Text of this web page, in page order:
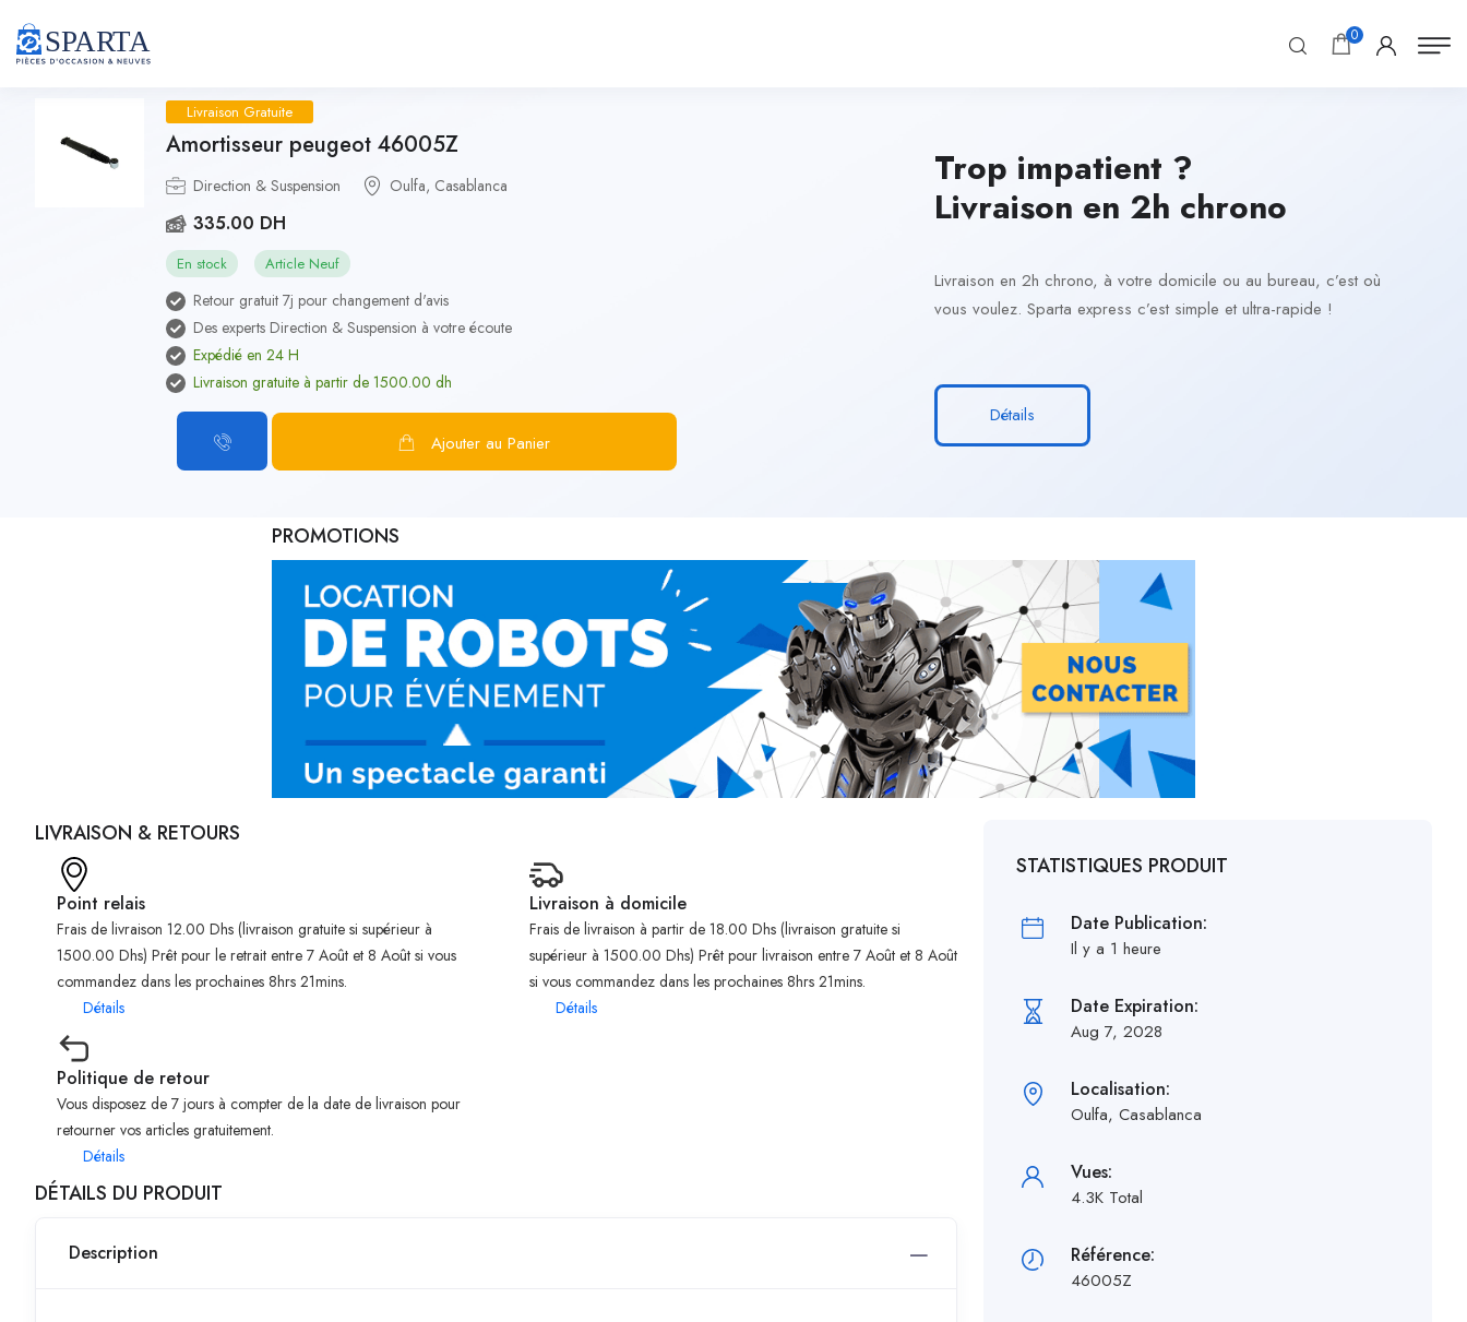
0
Livraison Gratuite
Amortisseur peugeot 46005Z
Direction & Suspension Oulfa, Casablanca
335.00 DH
En stock Article Neuf
Retour gratuit 7j pour changement d'avis
Des experts Direction & Suspension à votre écoute
Expédié en 24 H
Livraison gratuite à partir de 1500.00 dh
Ajouter au Panier
Trop impatient ?
Livraison en 2h chrono
Livraison en 2h chrono, à votre domicile ou au bureau, c’est où
vous voulez. Sparta express c’est simple et ultra-rapide !
Détails
PROMOTIONS
LIVRAISON & RETOURS
Point relais
Frais de livraison 12.00 Dhs (livraison gratuite si supérieur à
1500.00 Dhs) Prêt pour le retrait entre 7 Août et 8 Août si vous
commandez dans les prochaines 8hrs 21mins.
Détails
Livraison à domicile
Frais de livraison à partir de 18.00 Dhs (livraison gratuite si
supérieur à 1500.00 Dhs) Prêt pour livraison entre 7 Août et 8 Août
si vous commandez dans les prochaines 8hrs 21mins.
Détails
Politique de retour
Vous disposez de 7 jours à compter de la date de livraison pour
retourner vos articles gratuitement.
Détails
DÉTAILS DU PRODUIT
Description
STATISTIQUES PRODUIT
Date Publication:
Il y a 1 heure
Date Expiration:
Aug 7, 2028
Localisation:
Oulfa, Casablanca
Vues:
4.3K Total
Référence:
46005Z